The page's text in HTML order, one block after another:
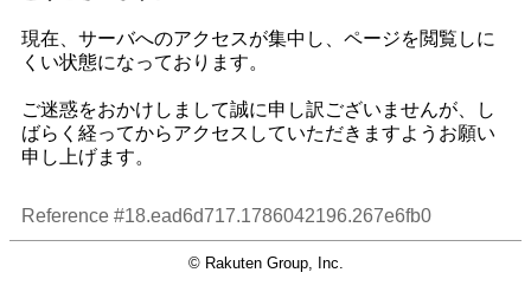
現在、サーバへのアクセスが集中し、ページを閲覧しに
くい状態になっております。
ご迷惑をおかけしまして誠に申し訳ございませんが、し
ばらく経ってからアクセスしていただきますようお願い
申し上げます。
Reference #18.ead6d717.1786042196.267e6fb0
© Rakuten Group, Inc.